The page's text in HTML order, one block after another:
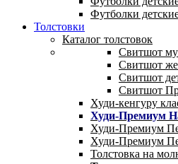
Футболки
Толстовки
Каталог толстовок
Свитшот
Свитшот
Свитшот
Свитшот
Худи-кенгуру
Худи-Премиум
Худи-Премиум
Худи-Премиум
Толстовка на